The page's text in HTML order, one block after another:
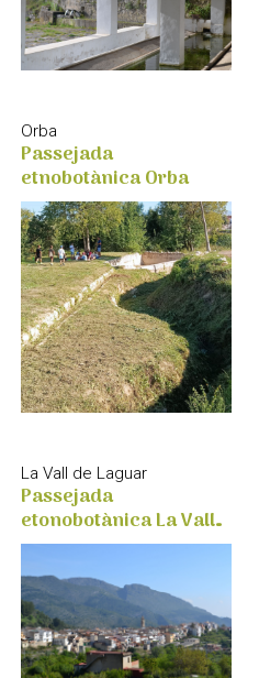
Orba
Passejada
etnobotànica Orba
La Vall de Laguar
Passejada
etonobotànica La Vall
de Laguar